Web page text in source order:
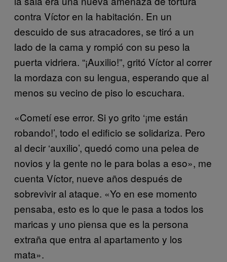
contra Víctor en la habitación. En un
descuido de sus atracadores, se tiró a un
lado de la cama y rompió con su peso la
puerta vidriera. “¡Auxilio!”, gritó Víctor al correr
la mordaza con su lengua, esperando que al
menos su vecino de piso lo escuchara.
«Cometí ese error. Si yo grito ‘¡me están
robando!’, todo el edificio se solidariza. Pero
al decir ‘auxilio’, quedó como una pelea de
novios y la gente no le para bolas a eso», me
cuenta Víctor, nueve años después de
sobrevivir al ataque. «Yo en ese momento
pensaba, esto es lo que le pasa a todos los
maricas y uno piensa que es la persona
extraña que entra al apartamento y los
mata».